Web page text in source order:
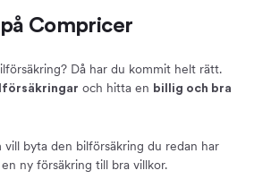
Compricer
Då har du kommit helt rätt.
och hitta en billig och bra
vill byta den bilförsäkring du redan har
ny försäkring till bra villkor.